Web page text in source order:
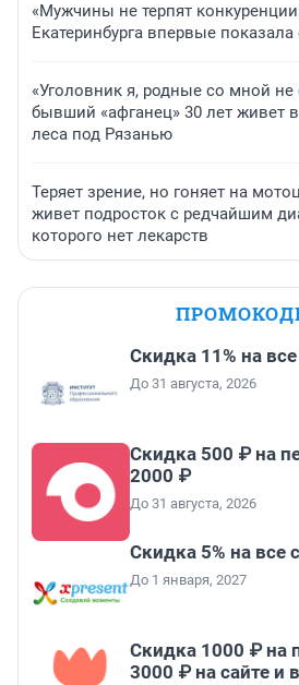
«Мужчины не терпят
Екатеринбурга впервые
«Уголовник я, родные со мной не
бывший «афганец» 30 лет живет
леса под Рязанью
Теряет зрение, но гоняет на
живет подросток с редчайшим
которого нет лекарств
Скидка 11% на
До 31 августа, 2026
Скидка 500 ₽ на
2000 ₽
До 31 августа, 2026
Скидка 5% на все
До 1 января, 2027
Скидка 1000 ₽ на
3000 ₽ на сайте и